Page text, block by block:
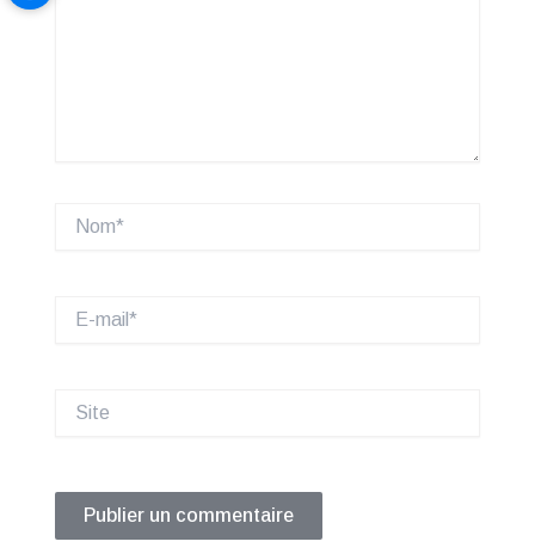
mail*